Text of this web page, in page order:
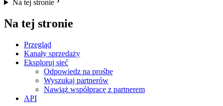
Na tej stronie
Na tej stronie
Przegląd
Kanały sprzedaży
Eksploruj sieć
Odpowiedz na prośbę
Wyszukaj partnerów
Nawiąż współpracę z partnerem
API